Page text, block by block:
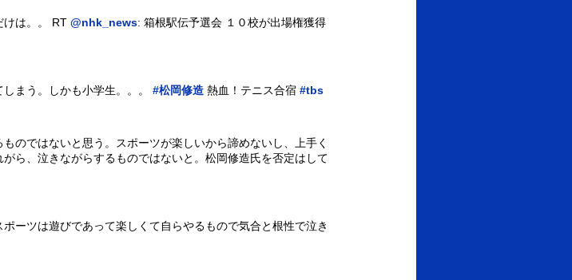
けは。。 RT @nhk_news: 箱根駅伝予選会 １０校が出場権獲得
まう。しかも小学生。。。 #松岡修造 熱血！テニス合宿 #tbs
のではないと思う。スポーツが楽しいから諦めないし、上手く
ら、泣きながらするものではないと。松岡修造氏を否定はして
ーツは遊びであって楽しくて自らやるもので気合と根性で泣き